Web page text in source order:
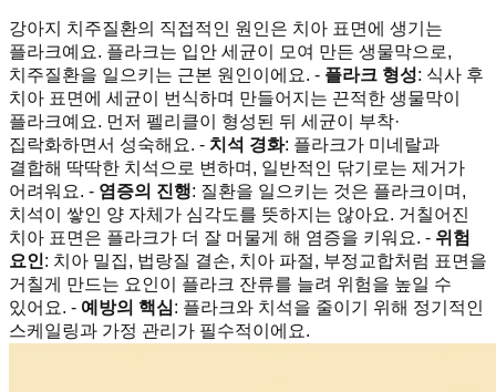
강아지 치주질환의 직접적인 원인은 치아 표면에 생기는
플라크예요. 플라크는 입안 세균이 모여 만든 생물막으로,
치주질환을 일으키는 근본 원인이에요. - 플라크 형성: 식사 후
치아 표면에 세균이 번식하며 만들어지는 끈적한 생물막이
플라크예요. 먼저 펠리클이 형성된 뒤 세균이 부착·
집락화하면서 성숙해요. - 치석 경화: 플라크가 미네랄과
결합해 딱딱한 치석으로 변하며, 일반적인 닦기로는 제거가
어려워요. - 염증의 진행: 질환을 일으키는 것은 플라크이며,
치석이 쌓인 양 자체가 심각도를 뜻하지는 않아요. 거칠어진
치아 표면은 플라크가 더 잘 머물게 해 염증을 키워요. - 위험
요인: 치아 밀집, 법랑질 결손, 치아 파절, 부정교합처럼 표면을
거칠게 만드는 요인이 플라크 잔류를 늘려 위험을 높일 수
있어요. - 예방의 핵심: 플라크와 치석을 줄이기 위해 정기적인
스케일링과 가정 관리가 필수적이에요.